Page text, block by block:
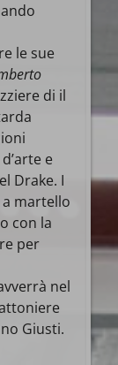
le sue
di il
e
Drake. I
martello
con la
per
nel
Giusti.